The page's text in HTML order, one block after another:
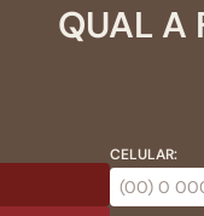
QUAL A
CELULAR: